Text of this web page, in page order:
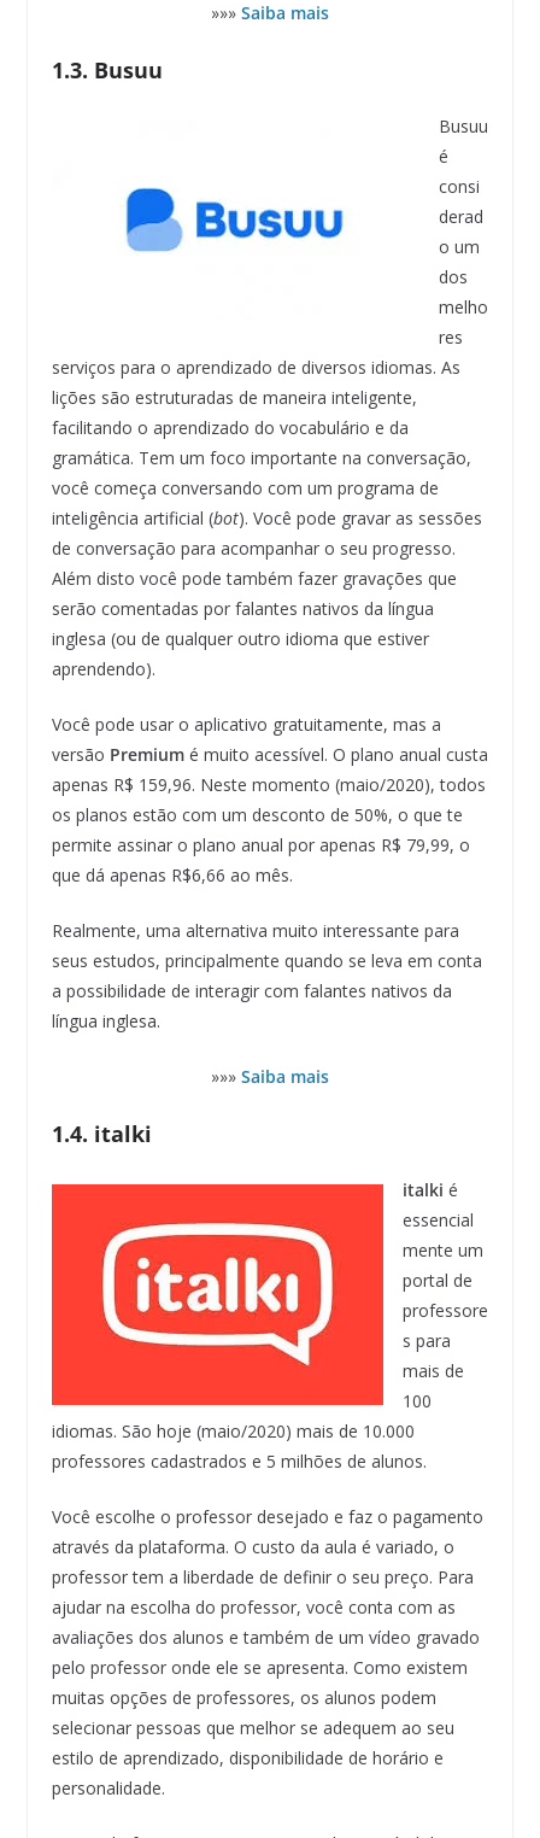
»»» Saiba mais
1.3. Busuu
Busuu
é
consi
derad
o um
dos
melho
res
serviços para o aprendizado de diversos idiomas. As
lições são estruturadas de maneira inteligente,
facilitando o aprendizado do vocabulário e da
gramática. Tem um foco importante na conversação,
você começa conversando com um programa de
inteligência artificial (bot). Você pode gravar as sessões
de conversação para acompanhar o seu progresso.
Além disto você pode também fazer gravações que
serão comentadas por falantes nativos da língua
inglesa (ou de qualquer outro idioma que estiver
aprendendo).
Você pode usar o aplicativo gratuitamente, mas a
versão Premiumé muito acessível. O plano anual custa
apenas R$ 159,96. Neste momento (maio/2020), todos
os planos estão com um desconto de 50%, o que te
permite assinar o plano anual por apenas R$ 79,99, o
que dá apenas R$6,66 ao mês.
Realmente, uma alternativa muito interessante para
seus estudos, principalmente quando se leva em conta
a possibilidade de interagir com falantes nativos da
língua inglesa.
»»» Saiba mais
1.4. italki
italki é
essencial
mente um
portal de
professore
s para
mais de
100
idiomas. São hoje (maio/2020) mais de 10.000
professores cadastrados e 5 milhões de alunos.
Você escolhe o professor desejado e faz o pagamento
através da plataforma. O custo da aula é variado, o
professor tem a liberdade de definir o seu preço. Para
ajudar na escolha do professor, você conta com as
avaliações dos alunos e também de um vídeo gravado
pelo professor onde ele se apresenta. Como existem
muitas opções de professores, os alunos podem
selecionar pessoas que melhor se adequem ao seu
estilo de aprendizado, disponibilidade de horário e
personalidade.